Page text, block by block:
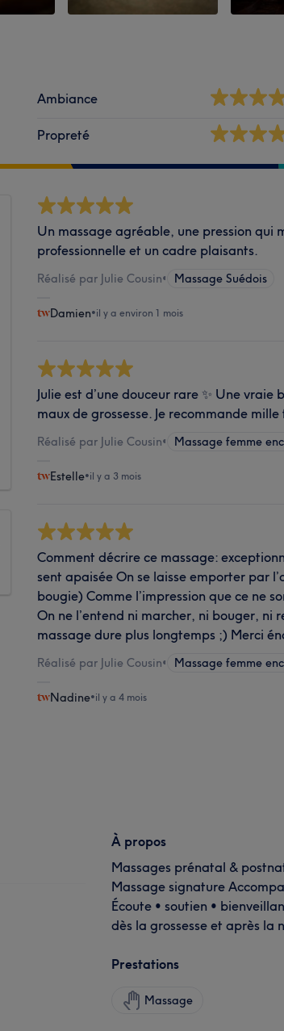
Ambiance
Propreté
Un massage agréable, une pression qui
professionnelle et un cadre plaisants.
Réalisé par Julie Cousin• Massage Suédois
Damien•il y a environ 1 mois
Julie est d’une douceur rare ✨ Une
maux de grossesse. Je recommande mille
Réalisé par Julie Cousin• Massage femme
Estelle•il y a 3 mois
Comment décrire ce massage:
sent apaisée On se laisse emporter par
bougie) Comme l’impression que ce ne
On ne l’entend ni marcher, ni bouger, ni
massage dure plus longtemps ;) Merci
Réalisé par Julie Cousin• Massage femme
Nadine•il y a 4 mois
À propos
Massages prénatal &
Massage signature
Écoute • soutien •
dès la grossesse et après la
Prestations
Massage